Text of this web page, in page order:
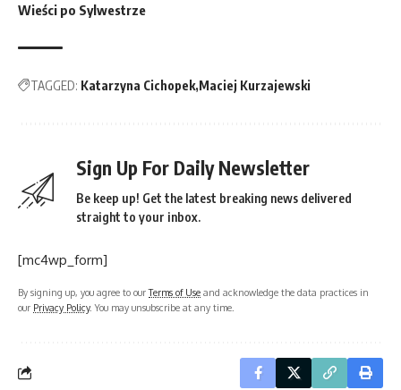
Wieści po Sylwestrze
TAGGED: Katarzyna Cichopek Maciej Kurzajewski
Sign Up For Daily Newsletter
Be keep up! Get the latest breaking news delivered
straight to your inbox.
[mc4wp_form]
By signing up, you agree to ourTerms of Use and acknowledge the data practices in
our Privacy Policy. You may unsubscribe at any time.